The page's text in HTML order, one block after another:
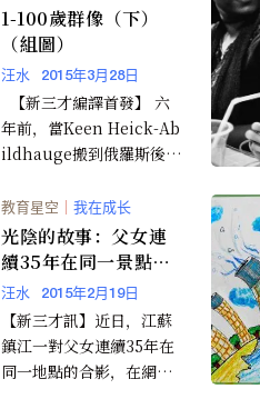
1-100歲群像（下）
（組圖）
汪水 2015年3月28日
【新三才編譯首發】 六
年前，當Keen Heick-Ab
ildhauge搬到俄羅斯後，
教育星空 ｜ 我在成长
光陰的故事：父女連
續35年在同一景點前
合影 (組圖)
汪水 2015年2月19日
【新三才訊】近日，江蘇
鎮江一對父女連續35年在
同一地點的合影，在網上